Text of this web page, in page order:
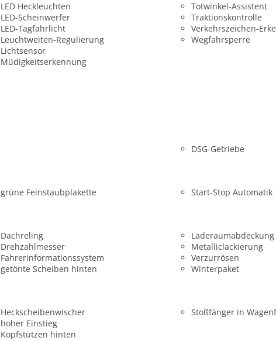
LED Heckleuchten
LED-Scheinwerfer
LED-Tagfahrlicht
Leuchtweiten-Regulierung
Lichtsensor
Müdigkeitserkennung
Totwinkel-Assistent
Traktionskontrolle
Verkehrszeichen-
Wegfahrsperre
DSG-Getriebe
grüne Feinstaubplakette Start-Stop Automatik
Dachreling
Drehzahlmesser
Fahrerinformationssystem
getönte Scheiben hinten
Laderaumabdeckung
Metalliclackierung
Verzurrösen
Winterpaket
Heckscheibenwischer
hoher Einstieg
Kopfstützen hinten
Stoßfänger in